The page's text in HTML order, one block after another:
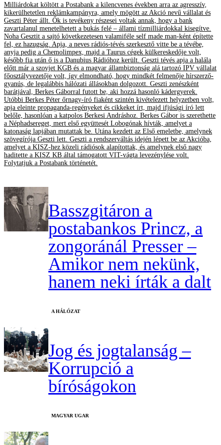
Milliárdokat költött a Postabank a kilencvenes években arra az agresszív,
kikerülhetetlen reklámkampányra, amely mögött az Akció nevű vállalat és
Geszti Péter állt. Ők is tevékeny részesei voltak annak, hogy a bank
zavartalanul menetelhetett a bukás felé – állami tízmilliárdokkal kisegítve.
Noha Gesztit a sajtó következetesen valamiféle self made man-ként építette
fel, ez hazugság. Apja, a neves rádiós-tévés szerkesztő vitte be a tévébe,
anyja pedig a Chemolimpex, majd a Taurus cégek külkereskedője volt,
később fia után ő is a Danubius Rádióhoz került. Geszti tévés apja a halála
előtt már a szovjet KGB és a magyar állambiztonság alá tartozó IPV vállalat
főosztályvezetője volt, így elmondható, hogy mindkét felmenője hírszerző-
gyanús, de legalábbis hálózati állásokban dolgozott. Geszti zenészként
barátjával, Berkes Gáborral futott be, aki hozzá hasonló kádergyerek.
Utóbbi Berkes Péter őrnagy-író fiaként szintén kivételezett helyzetben volt,
apja eleinte propaganda-regényeket és cikkeket írt, majd ifjúsági író lett
belőle, hasonlóan a katpolos Berkesi Andráshoz. Berkes Gábor is szerethette
a Néphadsereget, mert első együttesét Lobogónak hívták, amelyet a
katonaság lapjában mutattak be. Utána kezdett az Első emeletbe, amelynek
szövegírója Geszti lett. Geszti a rendszerváltás idején lépett be az Akcióba,
amelyet a KISZ-hez közeli rádiósok alapítottak, és amelynek első nagy
haditette a KISZ KB által támogatott VIT-vágta levezénylése volt.
Folytatjuk a Postabank történetét.
Basszgitáron a
postabankos Princz, a
zongoránál Presser –
Amikor nem nekünk,
hanem neki írták a dalt
A HÁLÓZAT
Jog és jogtalanság –
Korrupció a
bíróságokon
MAGYAR UGAR